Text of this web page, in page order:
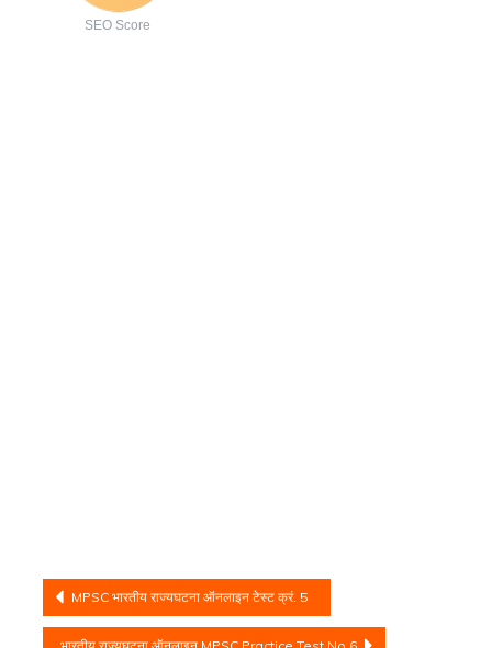
SEO Score
Post
MPSC भारतीय राज्यघटना ऑनलाइन टेस्ट क्रं. 5